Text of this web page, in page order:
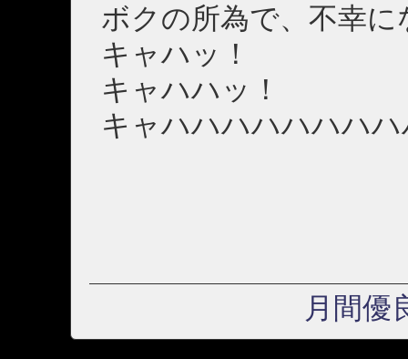
ボクの所為で、不幸に
キャハッ！
キャハハッ！
キャハハハハハハハ
月間優